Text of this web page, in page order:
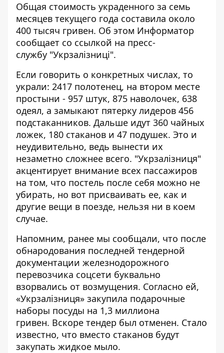
Общая стоимость украденного за семь
месяцев текущего года составила около
400 тысяч гривен. Об этом Информатор
сообщает со ссылкой на пресс-
службу "Укрзалізниці".
Если говорить о конкретных числах, то
украли: 2417 полотенец, на втором месте
простыни - 957 штук, 875 наволочек, 638
одеял, а замыкают пятерку лидеров 456
подстаканников. Дальше идут 360 чайных
ложек, 180 стаканов и 47 подушек. Это и
неудивительно, ведь вынести их
незаметно сложнее всего. "Укрзалізниця"
акцентирует внимание всех пассажиров
на том, что постель после себя можно не
убирать, но вот присваивать ее, как и
другие вещи в поезде, нельзя ни в коем
случае.
Напомним, ранее мы сообщали, что после
обнародования последней тендерной
документации железнодорожного
перевозчика соцсети буквально
взорвались от возмущения. Согласно ей,
«Укрзалізниця» закупила подарочные
наборы посуды на 1,3 миллиона
гривен. Вскоре тендер был отменен. Стало
известно, что вместо стаканов будут
закупать жидкое мыло.